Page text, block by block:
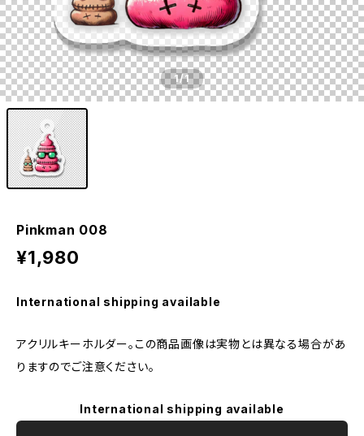
1/1
Pinkman 008
¥1,980
International shipping available
アクリルキーホルダー。この商品画像は実物とは異なる場合があ
りますのでご注意ください。
International shipping available